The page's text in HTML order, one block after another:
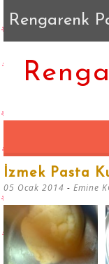
Rengarenk
İzmek Pasta
05 Ocak 2014 - Emine